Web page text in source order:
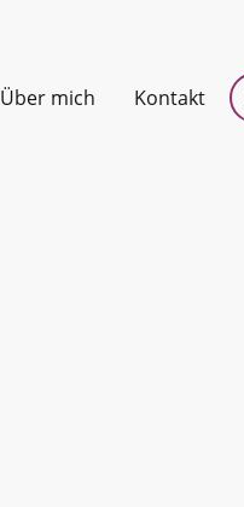
Über mich Kontakt